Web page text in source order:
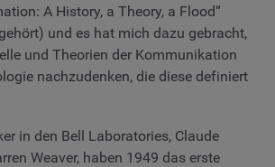
A History, a Theory, a Flood“
und es hat mich dazu gebracht,
und Theorien der Kommunikation
nachzudenken, die diese definiert
in den Bell Laboratories, Claude
Weaver, haben 1949 das erste